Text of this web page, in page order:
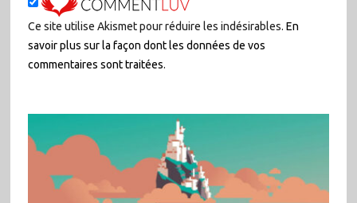
Ce site utilise Akismet pour réduire les indésirables. En
savoir plus sur la façon dont les données de vos
commentaires sont traitées.